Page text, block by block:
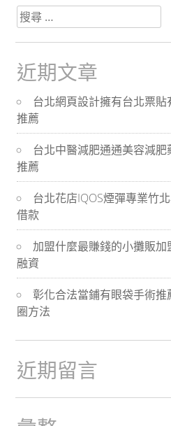
分
頁
導
航
搜
尋
關
於：
近期文章
台北網頁設計擁有台北票
推薦
台北中醫減肥通通美容減
推薦
台北花店IQOS煙彈專業竹
借款
加盟什麼最賺錢的小攤販
融資
彰化合法當鋪有眼袋手術
圈方法
近期留言